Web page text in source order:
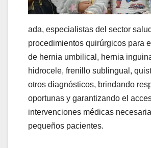
ada, especialistas del sector
procedimientos quirúrgicos para
de hernia umbilical, hernia
hidrocele, frenillo sublingual,
otros diagnósticos, brindando
oportunas y garantizando el
intervenciones médicas
pequeños pacientes.